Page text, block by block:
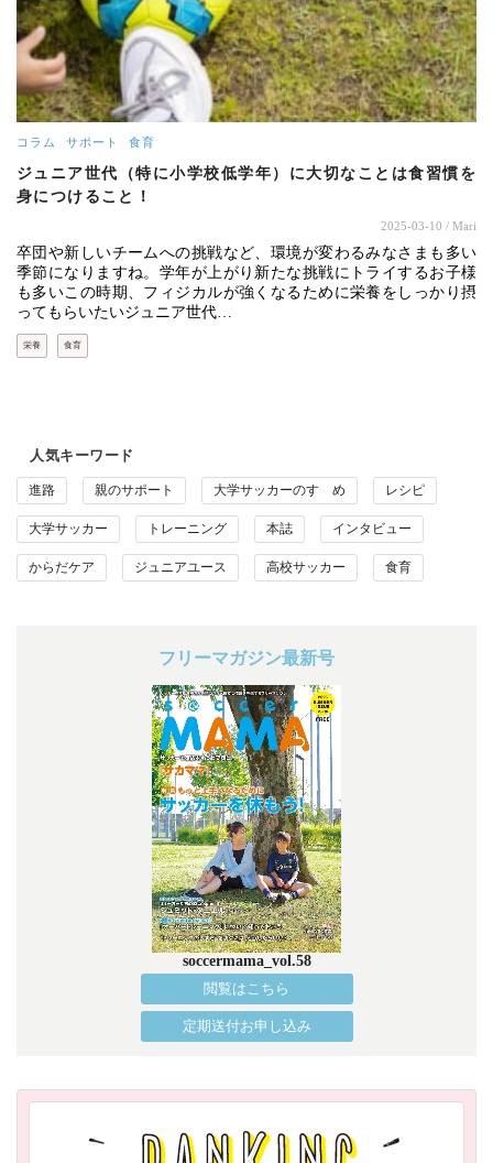
コラム サポート 食育
ジュニア世代（特に小学校低学年）に大切なことは食習慣を
身につけること！
2025-03-10 / Mari
卒団や新しいチームへの挑戦など、環境が変わるみなさまも多い
季節になりますね。学年が上がり新たな挑戦にトライするお子様
も多いこの時期、フィジカルが強くなるために栄養をしっかり摂
ってもらいたいジュニア世代…
栄養 食育
人気キーワード
進路 親のサポート 大学サッカーのすゝめ レシピ
大学サッカー トレーニング 本誌 インタビュー
からだケア ジュニアユース 高校サッカー 食育
フリーマガジン最新号
soccermama_vol.58
閲覧はこちら
定期送付お申し込み